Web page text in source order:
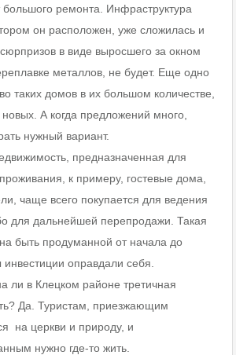
большого ремонта. Инфраструктура
он расположен, уже сложилась и
в виде выросшего за окном
металлов, не будет. Еще одно
таких домов в их большом количестве,
новых. А когда предложений много,
нужный вариант.
предназначенная для
к примеру, гостевые дома,
чаще всего покупается для ведения
для дальнейшей перепродажи. Такая
быть продуманной от начала до
инвестиции оправдали себя.
ли в Клецком районе третичная
Да. Туристам, приезжающим
на церкви и природу, и
нужно где-то жить.